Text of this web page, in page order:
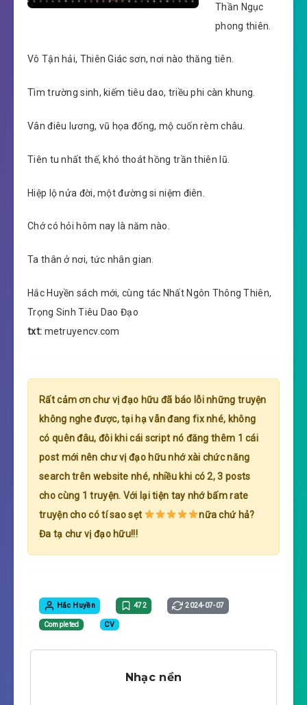
Thần Ngục
phong thiên.
Vô Tận hải, Thiên Giác sơn, nơi nào thăng tiên.
Tìm trường sinh, kiếm tiêu dao, triều phi càn khung.
Vân điêu lương, vũ họa đống, mộ cuốn rèm châu.
Tiên tu nhất thế, khó thoát hồng trần thiên lũ.
Hiệp lộ nửa đời, một đường si niệm điên.
Chớ có hỏi hôm nay là năm nào.
Ta thân ở nơi, tức nhân gian.
Hắc Huyền sách mới, cùng tác Nhất Ngôn Thông Thiên,
Trọng Sinh Tiêu Dao Đạo
txt: metruyencv.com
Rất cảm ơn chư vị đạo hữu đã báo lỗi những truyện
không nghe được, tại hạ vẫn đang fix nhé, không
có quên đâu, đôi khi cái script nó đăng thêm 1 cái
post mới nên chư vị đạo hữu nhớ xài chức năng
search trên website nhé, nhiều khi có 2, 3 posts
cho cùng 1 truyện. Với lại tiện tay nhớ bấm rate
truyện cho có tí sao sẹt
nữa chứ hả?
Đa tạ chư vị đạo hữu!!!
Hắc Huyền 472 2024-07-07
Completed CV
Nhạc nền